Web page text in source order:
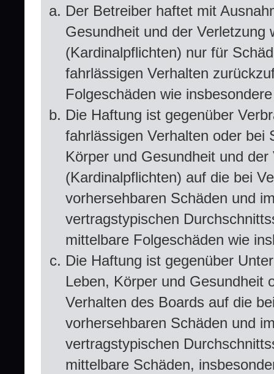
Der Betreiber haftet mit
Gesundheit und der Verletzung
(Kardinalpflichten) nur für
fahrlässigen Verhalten
Folgeschäden wie
Die Haftung ist gegenüber
fahrlässigen Verhalten oder bei
Körper und Gesundheit und
(Kardinalpflichten) auf die bei
vorhersehbaren Schäden und
vertragstypischen
mittelbare Folgeschäden wie
Die Haftung ist gegenüber
Leben, Körper und Gesundheit
Verhalten des Boards auf die
vorhersehbaren Schäden und
vertragstypischen
mittelbare Schäden,